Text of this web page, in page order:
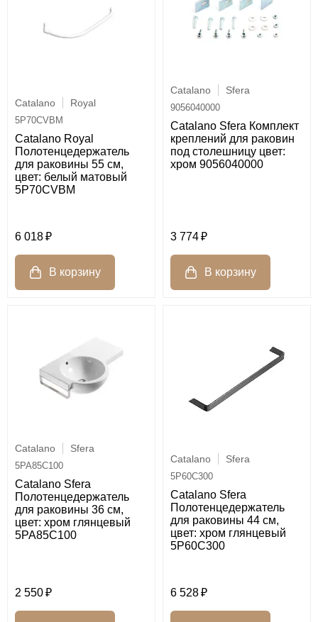
Catalano Royal
5P70CVBM
Catalano Royal
Полотенцедержатель
для раковины 55 см,
цвет: белый матовый
5P70CVBM
6 018
Catalano Sfera
9056040000
Catalano Sfera Комплект
креплений для раковин
под столешницу цвет:
хром 9056040000
3 774
Catalano Sfera
5PA85C100
Catalano Sfera
Полотенцедержатель
для раковины 36 см,
цвет: хром глянцевый
5PA85C100
2 550
Catalano Sfera
5P60C300
Catalano Sfera
Полотенцедержатель
для раковины 44 см,
цвет: хром глянцевый
5P60C300
6 528